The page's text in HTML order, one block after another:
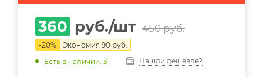
360 руб./шт 450руб.
-20% Экономия 90 руб.
Есть в наличии: 31 Нашли дешевле?